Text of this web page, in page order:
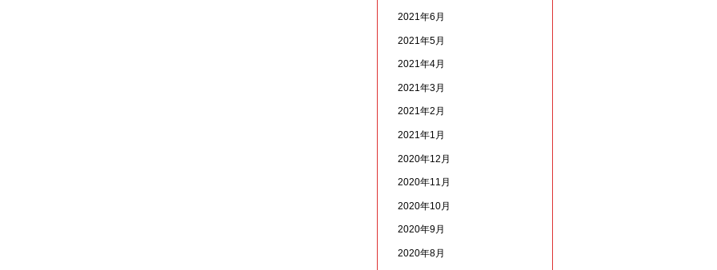
2021年6月
2021年5月
2021年4月
2021年3月
2021年2月
2021年1月
2020年12月
2020年11月
2020年10月
2020年9月
2020年8月